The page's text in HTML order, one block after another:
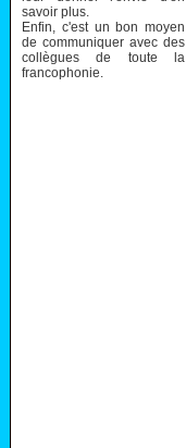
savoir plus.
Enfin, c'est un bon moyen
de communiquer avec des
collègues de toute la
francophonie.